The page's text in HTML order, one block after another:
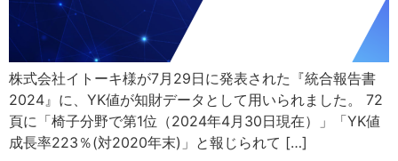
株式会社イトーキ様が7月29日に発表された『統合報告書
2024』に、YK値が知財データとして用いられました。 72
頁に「椅子分野で第1位（2024年4月30日現在）」「YK値
成長率223％(対2020年末)」と報じられて […]